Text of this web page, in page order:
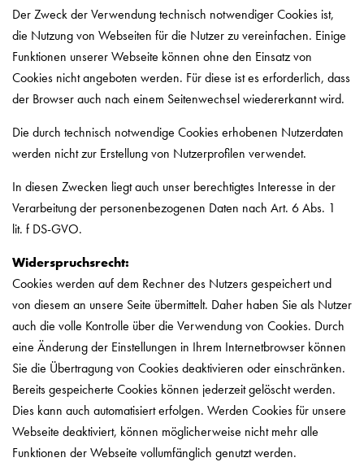
Der Zweck der Verwendung technisch notwendiger Cookies ist,
die Nutzung von Webseiten für die Nutzer zu vereinfachen. Einige
Funktionen unserer Webseite können ohne den Einsatz von
Cookies nicht angeboten werden. Für diese ist es erforderlich, dass
der Browser auch nach einem Seitenwechsel wiedererkannt wird.
Die durch technisch notwendige Cookies erhobenen Nutzerdaten
werden nicht zur Erstellung von Nutzerprofilen verwendet.
In diesen Zwecken liegt auch unser berechtigtes Interesse in der
Verarbeitung der personenbezogenen Daten nach Art. 6 Abs. 1
lit. f DS-GVO.
Widerspruchsrecht:
Cookies werden auf dem Rechner des Nutzers gespeichert und
von diesem an unsere Seite übermittelt. Daher haben Sie als Nutzer
auch die volle Kontrolle über die Verwendung von Cookies. Durch
eine Änderung der Einstellungen in Ihrem Internetbrowser können
Sie die Übertragung von Cookies deaktivieren oder einschränken.
Bereits gespeicherte Cookies können jederzeit gelöscht werden.
Dies kann auch automatisiert erfolgen. Werden Cookies für unsere
Webseite deaktiviert, können möglicherweise nicht mehr alle
Funktionen der Webseite vollumfänglich genutzt werden.